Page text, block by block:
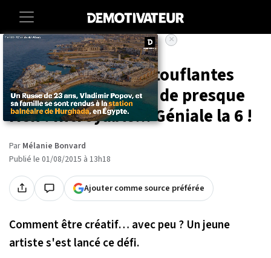
Accueil Insolite Culture
20 créations époustouflantes
réalisées... à partir de presque
rien ! Incroyable... Géniale la 6 !
Par Mélanie Bonvard
Publié le 01/08/2015 à 13h18
Ajouter comme source préférée
Comment être créatif… avec peu ? Un jeune
artiste s'est lancé ce défi.
×